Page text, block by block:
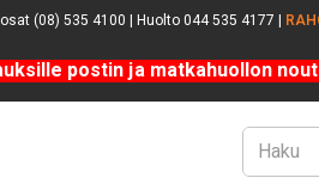
(08) 535 4100 | Huolto 044 535 4177 |
postin ja matkahuollon